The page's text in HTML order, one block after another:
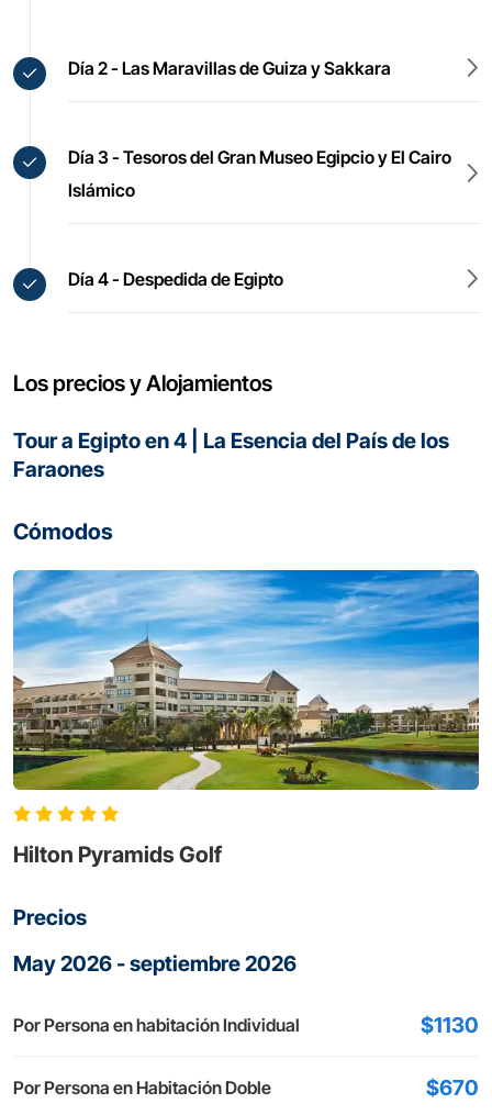
Día 2 - Las Maravillas de Guiza y Sakkara
Día 3 - Tesoros del Gran Museo Egipcio y El Cairo
Islámico
Día 4 - Despedida de Egipto
Los precios y Alojamientos
Tour a Egipto en 4 | La Esencia del País de los
Faraones
Cómodos
Hilton Pyramids Golf
Precios
May 2026 - septiembre 2026
Por Persona en habitación Individual $1130
Por Persona en Habitación Doble $670